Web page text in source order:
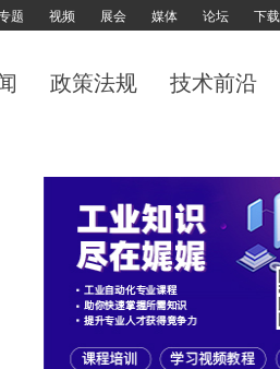
题 视频 展会 媒体 论坛 下载
政策法规 技术前沿